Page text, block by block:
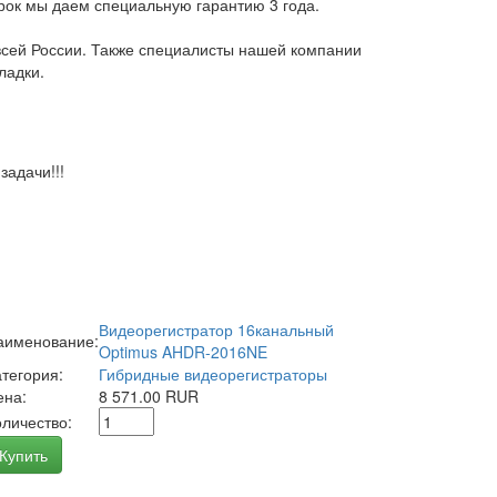
мы даем специальную гарантию 3 года.
России. Также специалисты нашей компании
Видеорегистратор 16канальный
Optimus AHDR-2016NE
Гибридные видеорегистраторы
8 571.00 RUR
Купить